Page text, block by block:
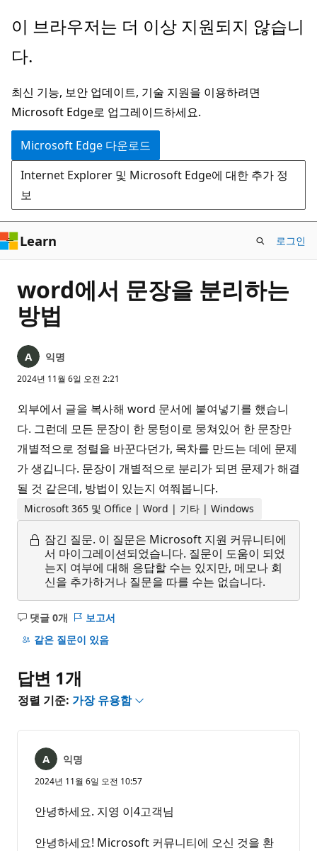
주
콘
츠
로
건
너
뛰
기
이 브라우저는 더 이상 지원되지 않습니
다.
최신 기능, 보안 업데이트, 기술 지원을 이용하려면
Microsoft Edge로 업그레이드하세요.
Microsoft Edge 다운로드
Internet Explorer 및 Microsoft Edge에 대한 추가 정
보
Learn 로그인
word에서 문장을 분리하는
방법
익명
2024년 11월 6일 오전 2:21
외부에서 글을 복사해 word 문서에 붙여넣기를 했습니
다. 그런데 모든 문장이 한 뭉텅이로 뭉쳐있어 한 문장만
개별적으로 정렬을 바꾼다던가, 목차를 만드는 데에 문제
가 생깁니다. 문장이 개별적으로 분리가 되면 문제가 해결
될 것 같은데, 방법이 있는지 여쭤봅니다.
Microsoft 365 및 Office | Word | 기타 | Windows
잠긴 질문. 이 질문은 Microsoft 지원 커뮤니티에
서 마이그레이션되었습니다. 질문이 도움이 되었
는지 여부에 대해 응답할 수는 있지만, 메모나 회
신을 추가하거나 질문을 따를 수는 없습니다.
댓글 0개
설
명
음
보고서
같은 질문이 있음
답변 1개
정렬 기준: 가장 유용함
익명
2024년 11월 6일 오전 10:57
안녕하세요. 지영 이4고객님
안녕하세요! Microsoft 커뮤니티에 오신 것을 환